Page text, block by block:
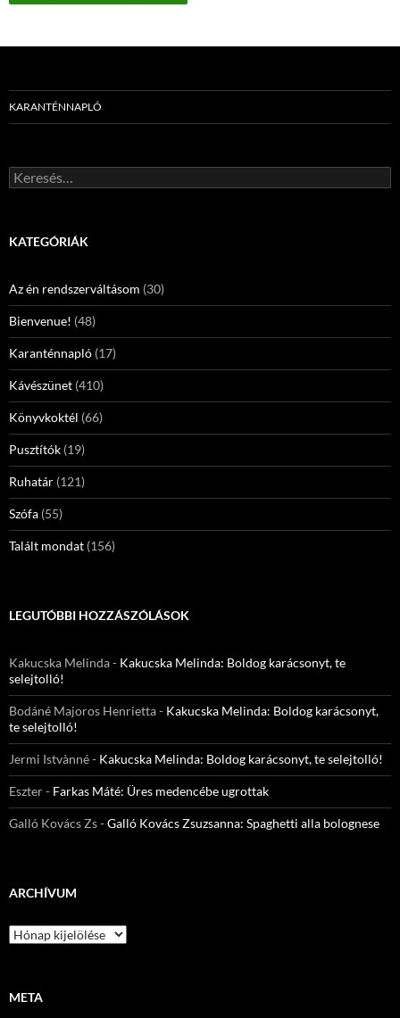
KARANTÉNNAPLÓ
Keresés:
KATEGÓRIÁK
Az én rendszerváltásom (30)
Bienvenue! (48)
Karanténnapló (17)
Kávészünet (410)
Könyvkoktél (66)
Pusztítók (19)
Ruhatár (121)
Szófa (55)
Talált mondat (156)
LEGUTÓBBI HOZZÁSZÓLÁSOK
Kakucska Melinda- Kakucska Melinda: Boldog karácsonyt, te
selejtolló!
Bodáné Majoros Henrietta- Kakucska Melinda: Boldog karácsonyt,
te selejtolló!
Jermi Istvànné- Kakucska Melinda: Boldog karácsonyt, te selejtolló!
Eszter- Farkas Máté: Üres medencébe ugrottak
Galló Kovács Zs-Galló Kovács Zsuzsanna: Spaghetti alla bolognese
ARCHÍVUM
Archívum
META